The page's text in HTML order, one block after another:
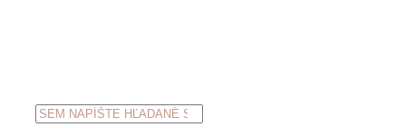
Products
search